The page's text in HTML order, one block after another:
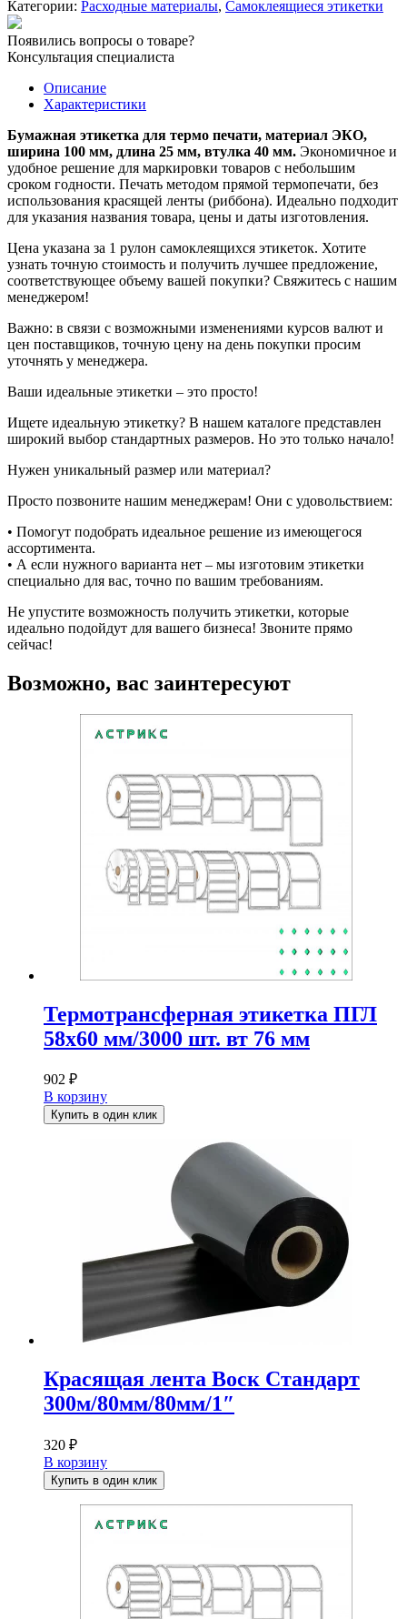
100х25
мм/1000
шт.
вт
Категории: Расходные материалы, Самоклеящиеся этикетки
Появились вопросы о товаре?
Консультация специалиста
Описание
Характеристики
Бумажная этикетка для термо печати, материал ЭКО,
ширина 100 мм, длина 25 мм, втулка 40 мм. Экономичное и
удобное решение для маркировки товаров с небольшим
сроком годности. Печать методом прямой термопечати, без
использования красящей ленты (риббона). Идеально подходит
для указания названия товара, цены и даты изготовления.
Цена указана за 1 рулон самоклеящихся этикеток. Хотите
узнать точную стоимость и получить лучшее предложение,
соответствующее объему вашей покупки? Свяжитесь с нашим
менеджером!
Важно: в связи с возможными изменениями курсов валют и
цен поставщиков, точную цену на день покупки просим
уточнять у менеджера.
Ваши идеальные этикетки – это просто!
Ищете идеальную этикетку? В нашем каталоге представлен
широкий выбор стандартных размеров. Но это только начало!
Нужен уникальный размер или материал?
Просто позвоните нашим менеджерам! Они с удовольствием:
• Помогут подобрать идеальное решение из имеющегося
ассортимента.
• А если нужного варианта нет – мы изготовим этикетки
специально для вас, точно по вашим требованиям.
Не упустите возможность получить этикетки, которые
идеально подойдут для вашего бизнеса! Звоните прямо
сейчас!
Возможно, вас заинтересуют
Термотрансферная этикетка ПГЛ
58х60 мм/3000 шт. вт 76 мм
902 ₽
В корзину
Купить в один клик
Красящая лента Воск Стандарт
300м/80мм/80мм/1″
320 ₽
В корзину
Купить в один клик